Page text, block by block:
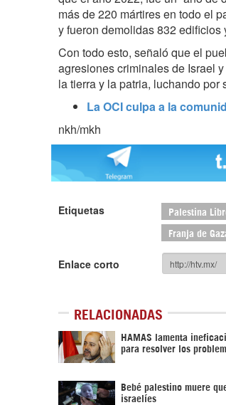
más de 220 mártires en todo el
y fueron demolidas 832
Con todo esto, señaló que el
agresiones criminales de Israel
la tierra y la patria, luchando por
La OCI culpa a la
nkh/mkh
Etiquetas Palestina
Franja de
Enlace corto
RELACIONADAS
HAMAS lamenta
para resolver los
Bebé palestino muere
israelíes